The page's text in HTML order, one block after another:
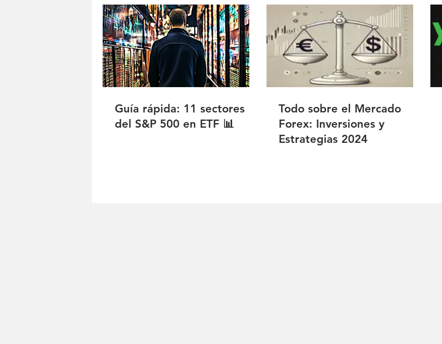
Guía rápida: 11 sectores
del S&P 500 en ETF 📊
Todo sobre el Mercado
Forex: Inversiones y
Estrategias 2024